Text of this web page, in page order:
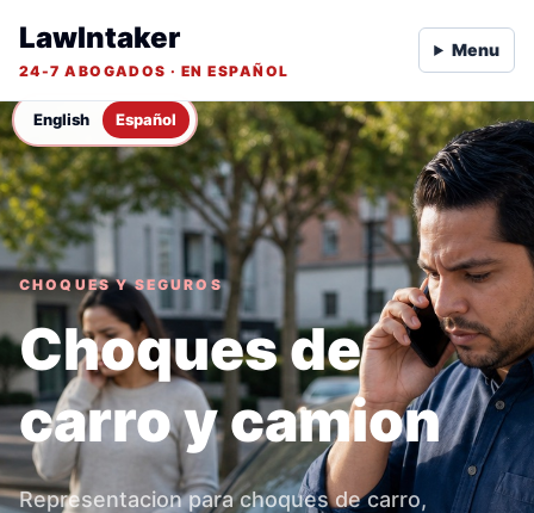
English Español
LawIntaker
24-7 ABOGADOS · EN ESPAÑOL
Menu
CHOQUES Y SEGUROS
Choques de
carro y camion
Representacion para choques de carro,